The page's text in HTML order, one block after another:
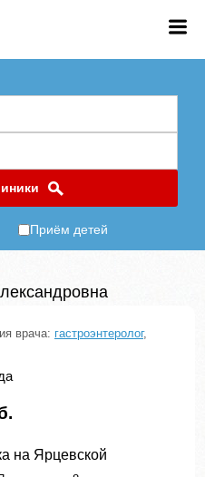
Приём детей
врача: гастроэнтеролог,
на Ярцевской